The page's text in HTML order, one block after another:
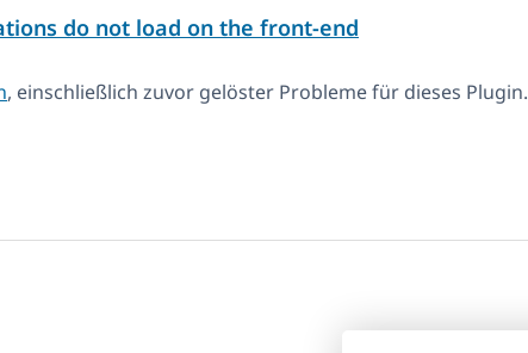
do not load on the front-end
, einschließlich zuvor gelöster Probleme für dieses Plugin.